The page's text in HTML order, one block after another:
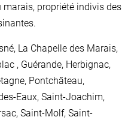
propriété indivis des
La Chapelle des Marais,
, Guérande, Herbignac,
Pontchâteau,
Eaux, Saint-Joachim,
Saint-Molf, Saint-